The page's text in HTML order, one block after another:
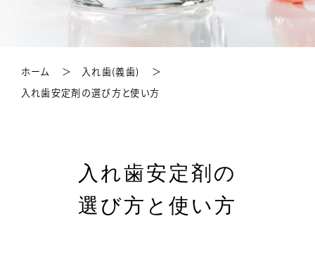
ホーム
入れ歯(義歯)
入れ歯安定剤の選び方と使い方
入れ歯安定剤の
選び方と使い方